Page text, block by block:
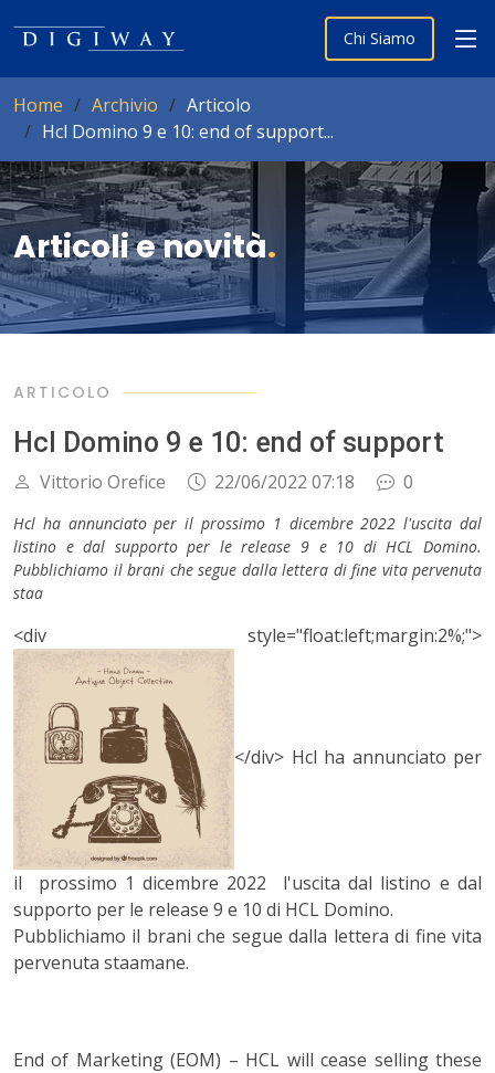
Chi Siamo
Home Archivio
Articolo
Hcl Domino 9 e 10: end of support...
Articoli e novità.
ARTICOLO
Hcl Domino 9 e 10: end of support
Vittorio Orefice 22/06/2022 07:18 0
Hcl ha annunciato per il prossimo 1 dicembre 2022 l'uscita dal
listino e dal supporto per le release 9 e 10 di HCL Domino.
Pubblichiamo il brani che segue dalla lettera di fine vita pervenuta
staa
<div style="float:left;margin:2%;">
</div> Hcl ha annunciato per
il prossimo 1 dicembre 2022 l'uscita dal listino e dal
supporto per le release 9 e 10 di HCL Domino.
Pubblichiamo il brani che segue dalla lettera di fine vita
pervenuta staamane.
End of Marketing (EOM) – HCL will cease selling these